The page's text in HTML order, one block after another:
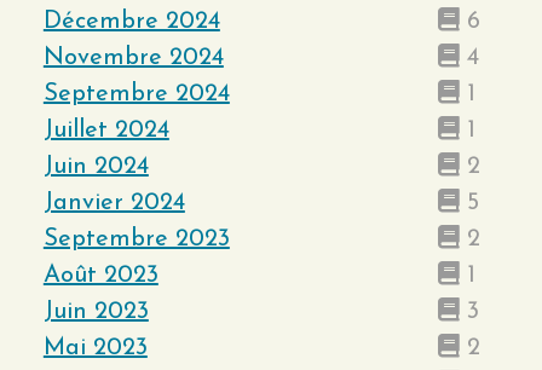
Décembre 2024
6
Novembre 2024
4
Septembre 2024
1
Juillet 2024
1
Juin 2024
2
Janvier 2024
5
Septembre 2023
2
Août 2023
1
Juin 2023
3
Mai 2023
2